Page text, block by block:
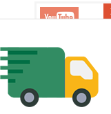
Доставка:
2-3 дня